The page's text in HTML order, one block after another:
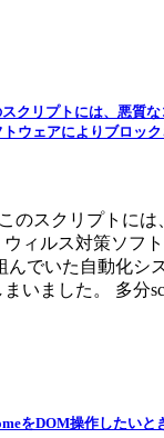
スクリプトには、悪質
ウェアによりブロック
このスクリプトに
ィルス対策ソフ
んでいた自動化シ
まいました。 多分
をDOM操作したいと